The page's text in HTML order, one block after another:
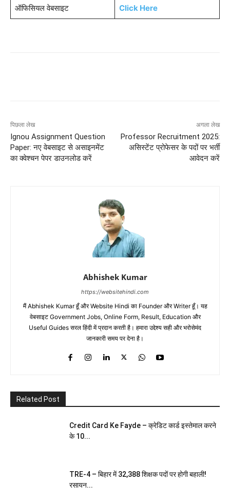
ऑफिसियल वेबसाइट Click Here
पिछला लेख
Ignou Assignment Question
Paper: नए वेबसाइट से असाइनमेंट
का क्वेश्चन पेपर डाउनलोड करें
अगला लेख
Professor Recruitment 2025:
असिस्टेंट प्रोफेसर के पदों पर भर्ती
आवेदन करें
Abhishek Kumar
https://websitehindi.com
मैं Abhishek Kumar हूँ और Website Hindi का Founder और Writer हूँ। यह
वेबसाइट Government Jobs, Online Form, Result, Education और
Useful Guides सरल हिंदी में प्रदान करती है। हमारा उद्देश्य सही और भरोसेमंद
जानकारी समय पर देना है।
Related Post
Credit Card Ke Fayde – क्रेडिट कार्ड इस्तेमाल करने
के 10...
TRE-4 – बिहार में 32,388 शिक्षक पदों पर होगी बहाली!
रसायन...